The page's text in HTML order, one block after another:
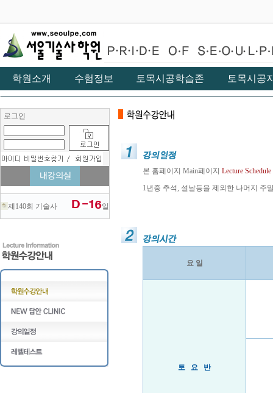
학원소개 수험정보 토목시공학습존 토목시공
로그인
제140회 기술사 일
본 홈페이지 Main페이지 Lecture Schedule
1년중 추석, 설날등을 제외한 나머지 주
요 일
토 요 반